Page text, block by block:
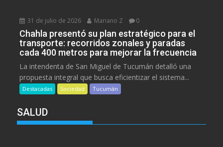
31 de julio de 2026 Mariano Z 0
Chahla presentó su plan estratégico para el
transporte: recorridos zonales y paradas
cada 400 metros para mejorar la frecuencia
La intendenta de San Miguel de Tucumán detalló una
propuesta integral que busca eficientizar el sistema...
Destacadas Sociedad Tucumán
SALUD